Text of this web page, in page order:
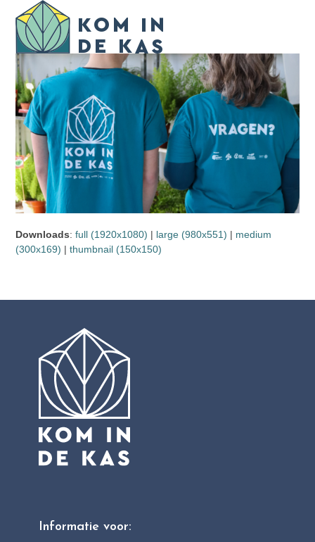
content
Open
mobile
menu
Close
mobile
menu
Downloads:full (1920x1080) | large (980x551) | medium
(300x169) |thumbnail (150x150)
Informatie voor: